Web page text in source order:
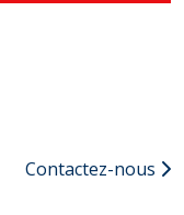
Contactez-nous